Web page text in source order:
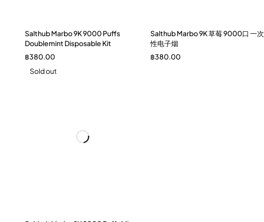
Salthub Marbo 9K 9000 Puffs
Doublemint Disposable Kit
฿380.00
Salthub Marbo 9K 草莓 9000口 一次
性电子烟
฿380.00
Sold out